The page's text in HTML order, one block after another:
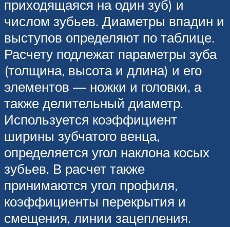
приходящаяся на один зуб) и
числом зубьев. Диаметры впадин и
выступов определяют по таблице.
Расчету подлежат параметры зуба
(толщина, высота и длина) и его
элементов — ножки и головки, а
также делительный диаметр.
Используется коэффициент
ширины зубчатого венца,
определяется угол наклона косых
зубьев. В расчет также
принимаются угол профиля,
коэффициенты перекрытия и
смещения, линии зацепления.